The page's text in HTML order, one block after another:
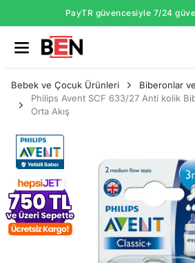
PayTR güvencesiyle 7/24
Bebek ve Çocuk Ürünleri
Biberonlar
Philips Avent SCF 633/27 Anti kolik
Orta Akış